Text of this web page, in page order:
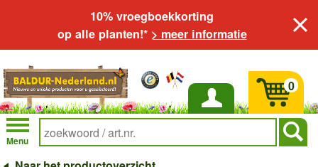
10% vroegboekkorting
op alle planten!* > meer informatie
Inloggen
Menu
0